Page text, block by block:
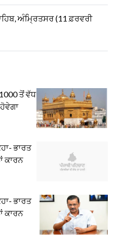
ਅੰਮ੍ਰਿਤਸਰ (11 ਫ਼ਰਵਰੀ
ਤੋਂ ਵੱਧ
ਭਾਰਤ
ਕਾਰਨ
ਭਾਰਤ
ਕਾਰਨ